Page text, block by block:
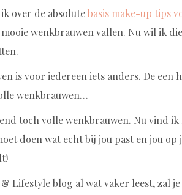
over de absolutebasis make-up tips
wenkbrauwen vallen. Nu wil ik
is voor iedereen iets anders. De een
wenkbrauwen…
toch volle wenkbrauwen. Nu vind
doen wat echt bij jou past en jou
Lifestyle blog al wat vaker leest, zal